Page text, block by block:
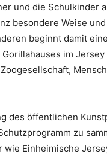
und die Schulkinder
besondere Weise
beginnt damit
im Jersey
des öffentlichen
zu
Einheimische